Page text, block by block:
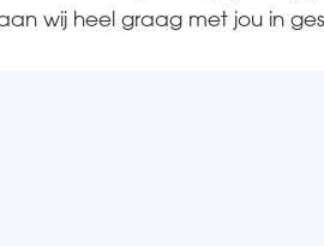
wij heel graag met jou in